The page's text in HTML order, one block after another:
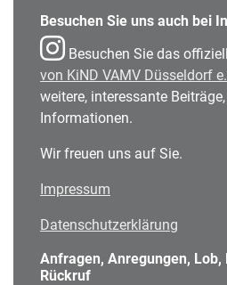
Besuchen Sie uns auch bei
Besuchen Sie das
von KiND VAMV Düsseldorf
weitere, interessante
Informationen.
Wir freuen uns auf Sie.
Impressum
Datenschutzerklärung
Anfragen, Anregungen, Lob,
Rückruf